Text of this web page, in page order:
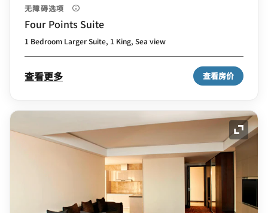
无障碍选项
Four Points Suite
1 Bedroom Larger Suite, 1 King, Sea view
查看更多 查看房价
展开